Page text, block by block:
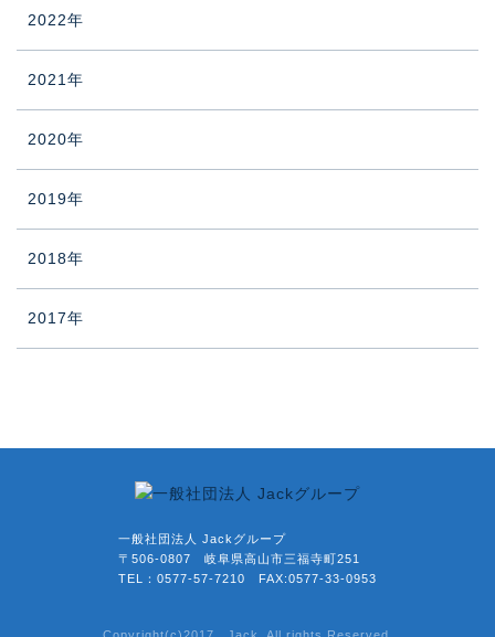
2022年
2021年
2020年
2019年
2018年
2017年
一般社団法人 Jackグループ
〒506-0807 岐阜県高山市三福寺町251
TEL：0577-57-7210 FAX:0577-33-0953